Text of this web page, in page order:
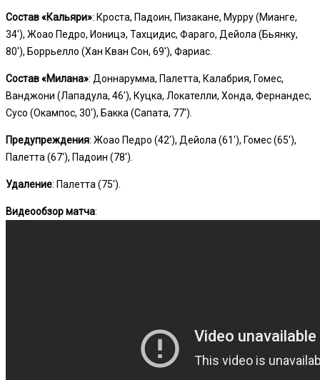
Состав «Кальяри»: Кроста, Падоин, Пизакане, Мурру (Мианге,
34′), Жоао Педро, Ионицэ, Тахцидис, Фараго, Дейола (Бьянку,
80′), Боррьелло (Хан Кван Сон, 69′), Фариас.
Состав «Милана»: Доннарумма, Палетта, Калабрия, Гомес,
Ванджони (Лападула, 46′), Куцка, Локателли, Хонда, Фернандес,
Сусо (Окампос, 30′), Бакка (Сапата, 77′).
Предупреждения: Жоао Педро (42′), Дейола (61′), Гомес (65′),
Палетта (67′), Падоин (78′).
Удаление: Палетта (75′).
Видеообзор матча: